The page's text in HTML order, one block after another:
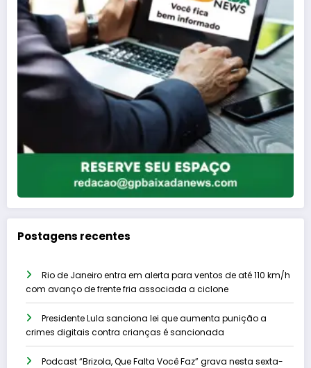
Postagens recentes
Rio de Janeiro entra em alerta para ventos de até 110 km/h
com avanço de frente fria associada a ciclone
Presidente Lula sanciona lei que aumenta punição a
crimes digitais contra crianças é sancionada
Podcast “Brizola, Que Falta Você Faz” grava nesta sexta-